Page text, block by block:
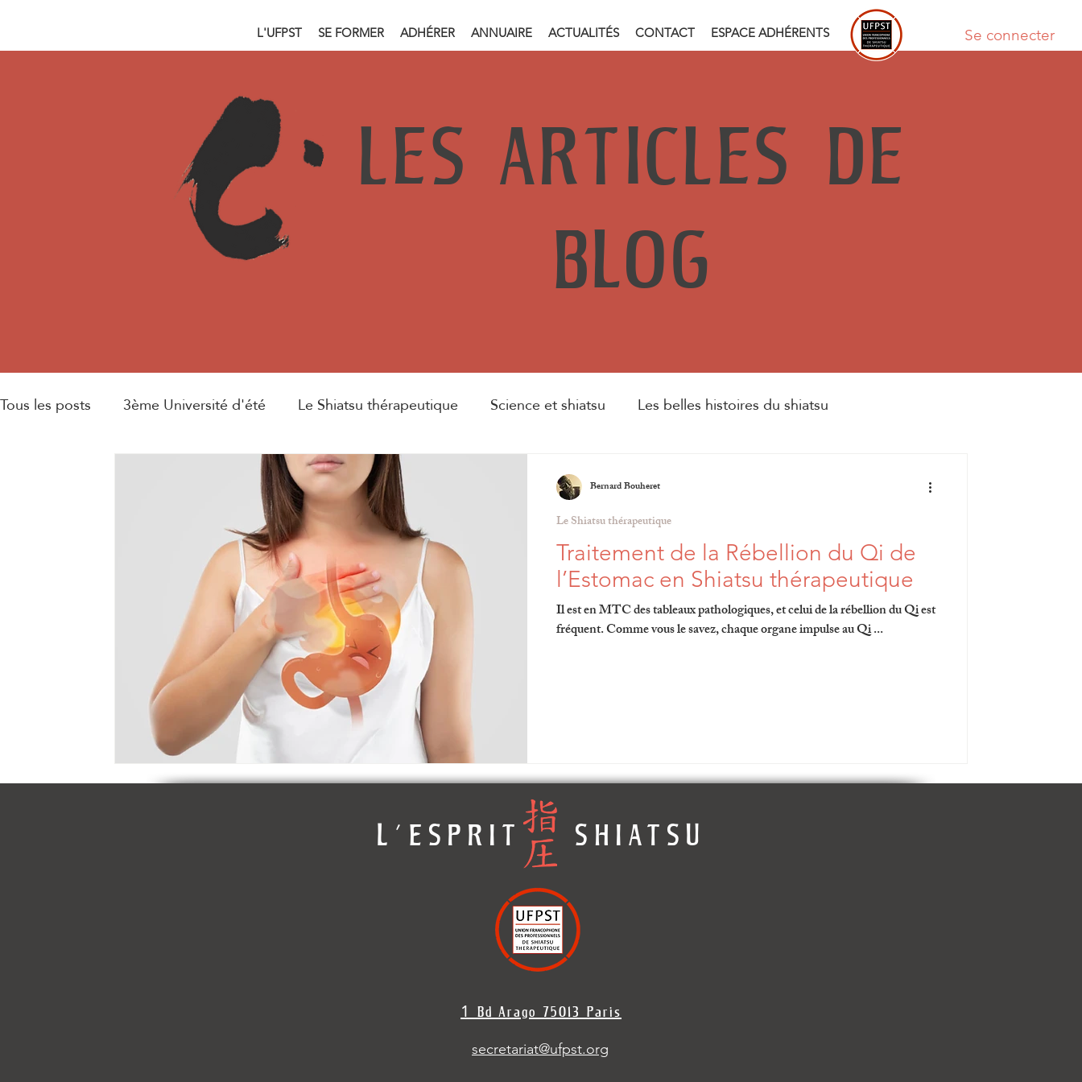
L'UFPST SE FORMER ADHÉRER ANNUAIRE ACTUALITÉS CONTACT ESPACE ADHÉRENTS Se connecter
LES ARTICLES DE
BLOG
Tous les posts 3ème Université d'été Le Shiatsu thérapeutique Science et shiatsu Les belles histoires du shiatsu
2ème Université d'été
Traitement de la Rébellion du Qi de
l’Estomac en Shiatsu thérapeutique
Il est en MTC des tableaux pathologiques, et celui de la rébellion du Qi est
fréquent. Comme vous le savez, chaque organe impulse au Qi ...
Le Shiatsu thérapeutique
Bernard Bouheret
L'ESPRIT SHIATSU
1 Bd Arago 7501 3 Paris
secretariat@ufpst.org